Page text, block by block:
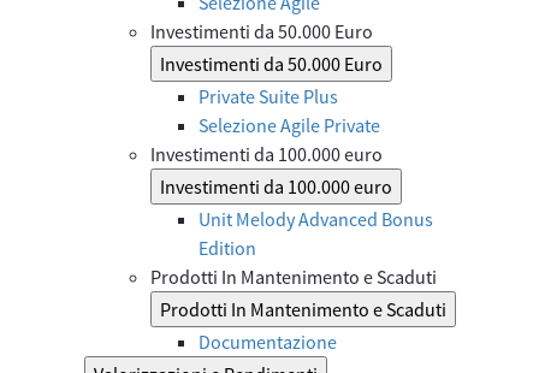
Investimenti da 50.000 Euro
Investimenti da 50.000 Euro
Private Suite Plus
Selezione Agile Private
Investimenti da 100.000 euro
Investimenti da 100.000 euro
Unit Melody Advanced Bonus
Edition
Prodotti In Mantenimento e Scaduti
Prodotti In Mantenimento e Scaduti
Documentazione